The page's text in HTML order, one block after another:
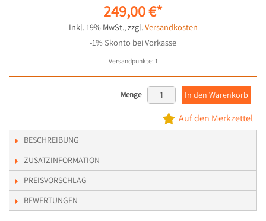
249,00 €
Inkl. 19% MwSt.,zzgl.Versandkosten
-1% Skonto bei Vorkasse
Versandpunkte: 1
Menge In den Warenkorb
Auf den Merkzettel
BESCHREIBUNG
ZUSATZINFORMATION
PREISVORSCHLAG
BEWERTUNGEN